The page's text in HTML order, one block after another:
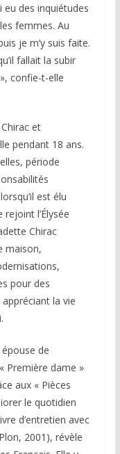
eu des inquiétudes
femmes. Au
je m’y suis faite.
fallait la subir
confie-t-elle
et
pendant 18 ans.
période
est élu
l’Élysée
Chirac
maison,
pour des
la vie
épouse de
Première dame »
aux « Pièces
le quotidien
d’entretien avec
2001), révèle